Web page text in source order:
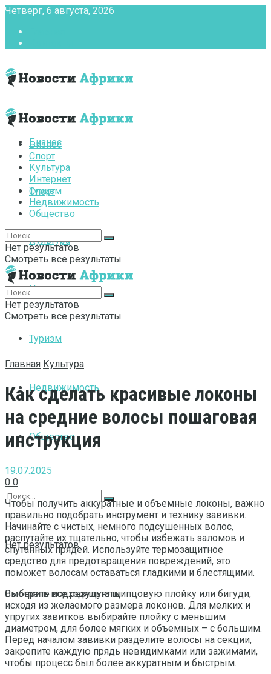
Четверг, 6 августа, 2026
Бизнес
Спорт
Культура
Интернет
Туризм
Недвижимость
Общество
Нет результатов
Смотреть все результаты
Бизнес
Спорт
Культура
Интернет
Туризм
Недвижимость
Общество
Нет результатов
Смотреть все результаты
Нет результатов
Смотреть все результаты
Главная Культура
Как сделать красивые локоны
на средние волосы пошаговая
инструкция
19.07.2025
0 0
Чтобы получить аккуратные и объемные локоны, важно
правильно подобрать инструмент и технику завивки.
Начинайте с чистых, немного подсушенных волос,
распутайте их тщательно, чтобы избежать заломов и
спутанных прядей. Используйте термозащитное
средство для предотвращения повреждений, это
поможет волосам оставаться гладкими и блестящими.
Выберите подходящую щипцовую плойку или бигуди,
исходя из желаемого размера локонов. Для мелких и
упругих завитков выбирайте плойку с меньшим
диаметром, для более мягких и объемных – с большим.
Перед началом завивки разделите волосы на секции,
закрепите каждую прядь невидимками или зажимами,
чтобы процесс был более аккуратным и быстрым.